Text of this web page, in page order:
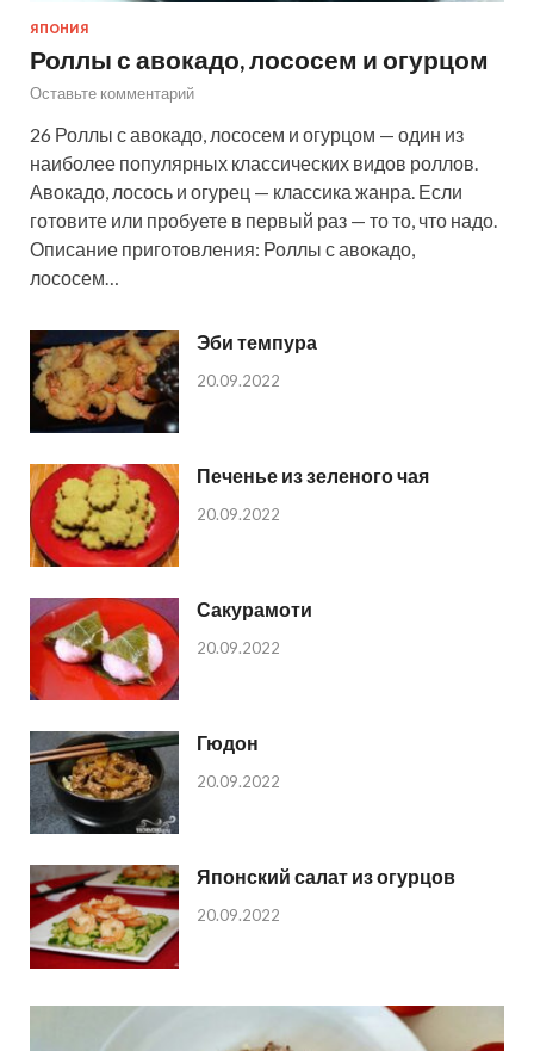
ЯПОНИЯ
Роллы с авокадо, лососем и огурцом
Оставьте комментарий
26 Роллы с авокадо, лососем и огурцом — один из
наиболее популярных классических видов роллов.
Авокадо, лосось и огурец — классика жанра. Если
готовите или пробуете в первый раз — то то, что надо.
Описание приготовления: Роллы с авокадо,
лососем…
Эби темпура
20.09.2022
Печенье из зеленого чая
20.09.2022
Сакурамоти
20.09.2022
Гюдон
20.09.2022
Японский салат из огурцов
20.09.2022